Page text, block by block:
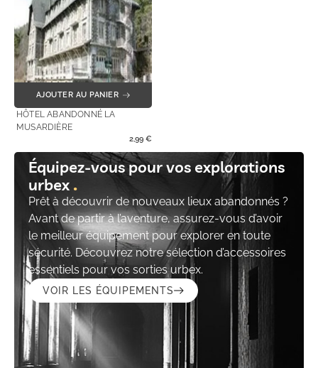
AJOUTER AU PANIER
HÔTEL ABANDONNÉ LA
MUSARDIÈRE
2,99 €
Équipez-vous pour vos explorations
urbex
Prêt à découvrir de nouveaux lieux abandonnés ?
Avant de partir à l’aventure, assurez-vous d’avoir
le meilleur équipement pour explorer en toute
sécurité. Découvrez notre sélection d’accessoires
essentiels pour vos sorties urbex.
VOIR LES ÉQUIPEMENTS